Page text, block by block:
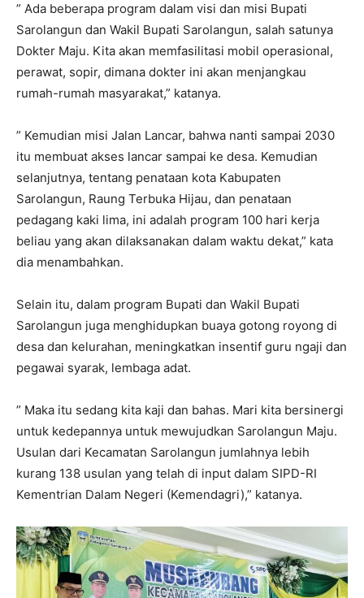
” Ada beberapa program dalam visi dan misi Bupati
Sarolangun dan Wakil Bupati Sarolangun, salah satunya
Dokter Maju. Kita akan memfasilitasi mobil operasional,
perawat, sopir, dimana dokter ini akan menjangkau
rumah-rumah masyarakat,” katanya.
” Kemudian misi Jalan Lancar, bahwa nanti sampai 2030
itu membuat akses lancar sampai ke desa. Kemudian
selanjutnya, tentang penataan kota Kabupaten
Sarolangun, Raung Terbuka Hijau, dan penataan
pedagang kaki lima, ini adalah program 100 hari kerja
beliau yang akan dilaksanakan dalam waktu dekat,” kata
dia menambahkan.
Selain itu, dalam program Bupati dan Wakil Bupati
Sarolangun juga menghidupkan buaya gotong royong di
desa dan kelurahan, meningkatkan insentif guru ngaji dan
pegawai syarak, lembaga adat.
” Maka itu sedang kita kaji dan bahas. Mari kita bersinergi
untuk kedepannya untuk mewujudkan Sarolangun Maju.
Usulan dari Kecamatan Sarolangun jumlahnya lebih
kurang 138 usulan yang telah di input dalam SIPD-RI
Kementrian Dalam Negeri (Kemendagri),” katanya.